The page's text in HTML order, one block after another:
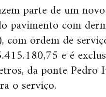
parte de um
pavimento com
ordem de
e é
da ponte Pedro
o serviço.